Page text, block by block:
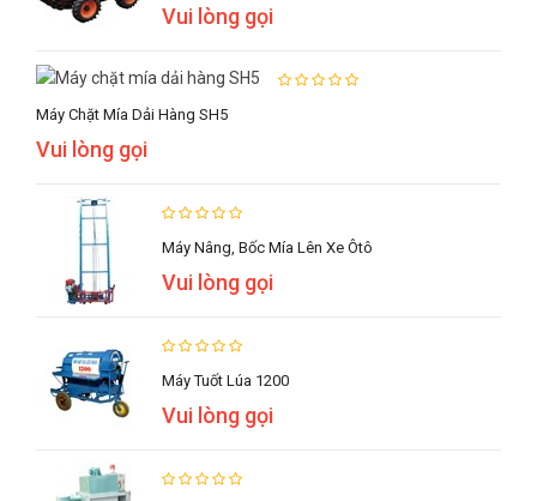
Vui lòng gọi
Máy Chặt Mía Dải Hàng SH5
Vui lòng gọi
Máy Nâng, Bốc Mía Lên Xe Ôtô
Vui lòng gọi
Máy Tuốt Lúa 1200
Vui lòng gọi